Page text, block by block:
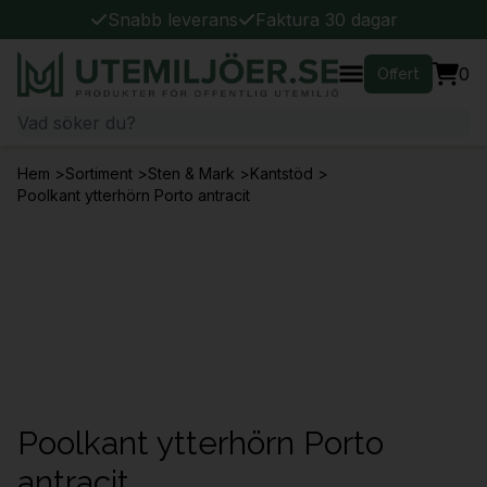
Snabb leverans Faktura 30 dagar
Offert 0
Hem >Sortiment >Sten & Mark >Kantstöd >
Poolkant ytterhörn Porto antracit
Poolkant ytterhörn Porto